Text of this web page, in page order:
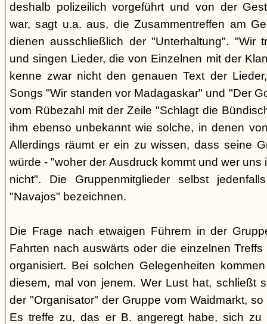
deshalb polizeilich vorgeführt und von der
war, sagt u.a. aus, die Zusammentreffen am
dienen ausschließlich der "Unterhaltung". "Wir
und singen Lieder, die von Einzelnen mit der
kenne zwar nicht den genauen Text der
Songs "Wir standen vor Madagaskar" und "Der
vom Rübezahl mit der Zeile "Schlagt die
ihm ebenso unbekannt wie solche, in denen
Allerdings räumt er ein zu wissen, dass seine
würde - "woher der Ausdruck kommt und wer
nicht". Die Gruppenmitglieder selbst
"Navajos" bezeichnen.
Die Frage nach etwaigen Führern in der
Fahrten nach auswärts oder die einzelnen
organisiert. Bei solchen Gelegenheiten
diesem, mal von jenem. Wer Lust hat, schließt
der "Organisator" der Gruppe vom Waidmarkt,
Es treffe zu, das er B. angeregt habe, sich zu